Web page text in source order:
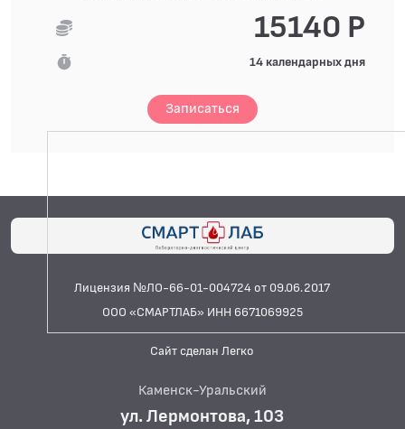
15140 Р
14 календарных дня
Записаться
Лицензия №ЛО-66-01-004724 от 09.06.2017
ООО «СМАРТЛАБ» ИНН 6671069925
Сайт сделан Легко
Каменск-Уральский
ул. Лермонтова, 103